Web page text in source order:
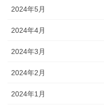
2024年5月
2024年4月
2024年3月
2024年2月
2024年1月